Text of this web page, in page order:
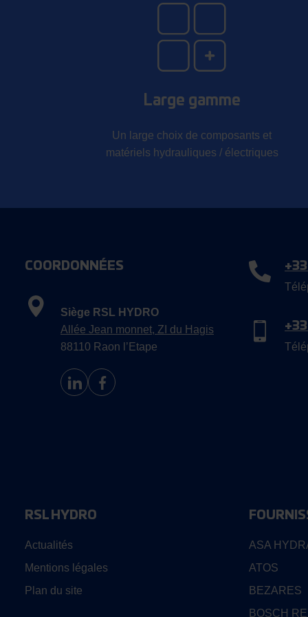
Large gamme
Un large choix de composants et
matériels hydrauliques / électriques
COORDONNÉES
Siège RSL HYDRO
Allée Jean monnet, ZI du Hagis
88110 Raon l’Etape
RSL HYDRO
Actualités
Mentions légales
Plan du site
ASA
ATOS
BEZARES
BOSCH